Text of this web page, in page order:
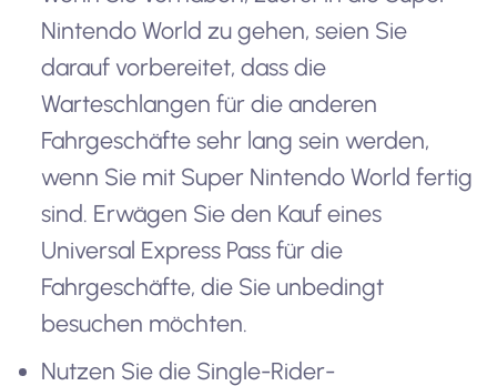
Nintendo World zu gehen, seien Sie
darauf vorbereitet, dass die
Warteschlangen für die anderen
Fahrgeschäfte sehr lang sein werden,
wenn Sie mit Super Nintendo World fertig
sind. Erwägen Sie den Kauf eines
Universal Express Pass für die
Fahrgeschäfte, die Sie unbedingt
besuchen möchten.
Nutzen Sie die Single-Rider-